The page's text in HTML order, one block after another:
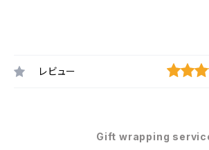
レビュー
Gift wrapping